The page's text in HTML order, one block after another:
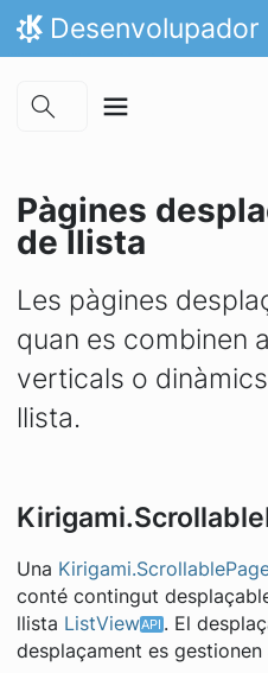
Skip to main content
Salta al contingut
Inici
Desenvolupador
Pàgines
de llista
Les pàgines
quan es combinen
verticals o
llista.
Una
conté contingut
llista ListView
. El
desplaçament es